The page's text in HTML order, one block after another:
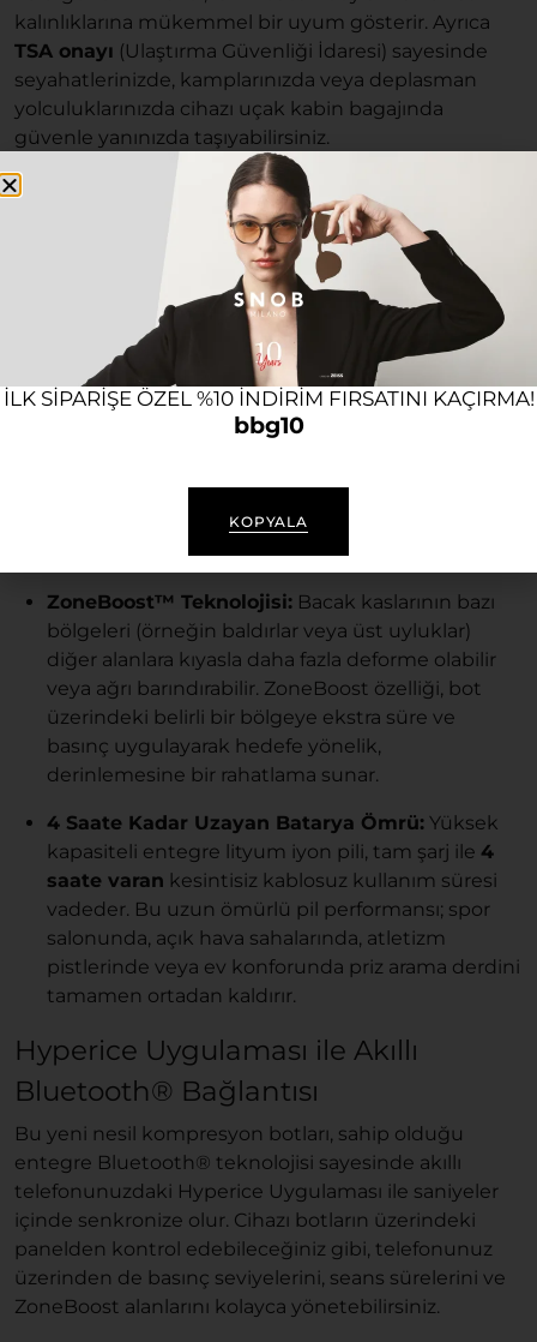
kalınlıklarına mükemmel bir uyum gösterir. Ayrıca
TSA onayı (Ulaştırma Güvenliği İdaresi) sayesinde
seyahatlerinizde, kamplarınızda veya deplasman
yolculuklarınızda cihazı uçak kabin bagajında
güvenle yanınızda taşıyabilirsiniz.
ZoneBoost™ Teknolojisi ve Üstün
Kompresyon Gücü
Normatec Premier, kas dokularının değişken
ihtiyaçlarına ve bölgesel hassasiyetlere milimetrik
çözümler sunmak adına akıllı mühendislik
altyapısıyla donatılmıştır:
7 Seviye Gelişmiş Kompresyon:Hafif bir
dinlenme masajından, en yoğun antrenman
yorgunluk durumuna göre en ideal basınç
seviyesini kolayca seçebilir.
ZoneBoost™ Teknolojisi: Bacak kaslarının bazı
bölgeleri (örneğin baldırlar veya üst uyluklar)
diğer alanlara kıyasla daha fazla deforme olabilir
veya ağrı barındırabilir. ZoneBoost özelliği, bot
üzerindeki belirli bir bölgeye ekstra süre ve
basınç uygulayarak hedefe yönelik,
derinlemesine bir rahatlama sunar.
4 Saate Kadar Uzayan Batarya Ömrü: Yüksek
kapasiteli entegre lityum iyon pili, tam şarj ile 4
saate varan kesintisiz kablosuz kullanım süresi
vadeder. Bu uzun ömürlü pil performansı; spor
salonunda, açık hava sahalarında, atletizm
pistlerinde veya ev konforunda priz arama derdini
tamamen ortadan kaldırır.
Hyperice Uygulaması ile Akıllı
Bluetooth® Bağlantısı
Bu yeni nesil kompresyon botları, sahip olduğu
entegre Bluetooth® teknolojisi sayesinde akıllı
telefonunuzdaki Hyperice Uygulaması ile saniyeler
içinde senkronize olur. Cihazı botların üzerindeki
panelden kontrol edebileceğiniz gibi, telefonunuz
üzerinden de basınç seviyelerini, seans sürelerini ve
ZoneBoost alanlarını kolayca yönetebilirsiniz.
ILK SIPARIŞE ÖZEL %10 INDIRIM FIRSATINI KAÇIRMA!
bbg10
KOPYALA